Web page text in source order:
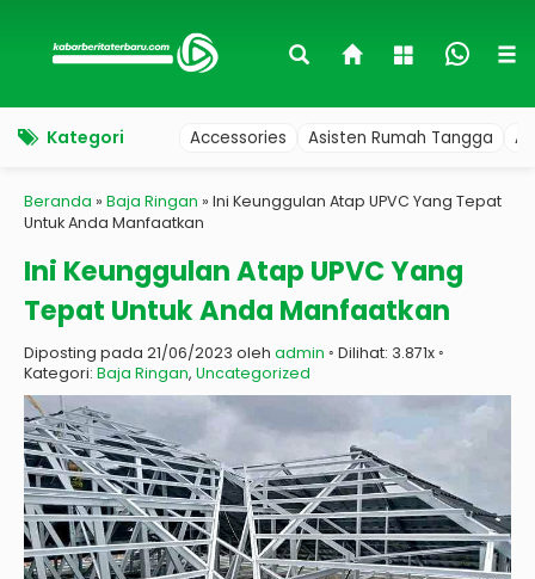
Kategori Accessories Asisten Rumah Tangga
Beranda » Baja Ringan » Ini Keunggulan Atap UPVC Yang Tepat
Untuk Anda Manfaatkan
Ini Keunggulan Atap UPVC Yang
Tepat Untuk Anda Manfaatkan
Diposting pada 21/06/2023 oleh admin ◦ Dilihat: 3.871x ◦
Kategori: Baja Ringan, Uncategorized